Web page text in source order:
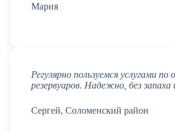
Мария
Регулярно пользуемся услугами
резервуаров. Надежно, без запаха
Сергей, Соломенский район